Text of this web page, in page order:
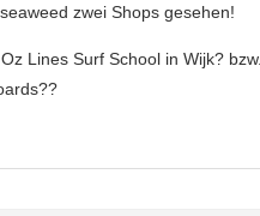
zwei Shops gesehen!
Lines Surf School in Wijk? bzw.